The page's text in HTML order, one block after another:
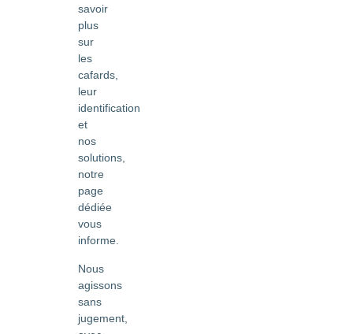
savoir
plus
sur
les
cafards,
leur
identification
et
nos
solutions,
notre
page
dédiée
vous
informe.
Nous
agissons
sans
jugement,